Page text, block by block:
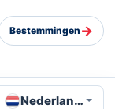
Bestemmingen →
Nederlands